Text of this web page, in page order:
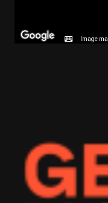
Image